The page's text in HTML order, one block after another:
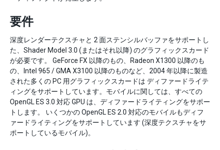
要件
深度レンダーテクスチャと 2 面ステンシルバッファをサポートし
た、Shader Model 3.0 (またはそれ以降) のグラフィックスカード
が必要です。 GeForce FX 以降のもの、Radeon X1300 以降のも
の、Intel 965 / GMA X3100 以降のものなど、2004 年以降に製造
された多くの PC 用グラフィックスカードは ディファードライテ
ィングをサポートしています。モバイルに関しては、すべての
OpenGL ES 3.0 対応 GPU は、ディファードライティングをサポー
トします。 いくつかの OpenGL ES 2.0 対応のモバイルもディフ
ァードライティングをサポートしています (深度テクスチャをサ
ポートしているモバイル)。